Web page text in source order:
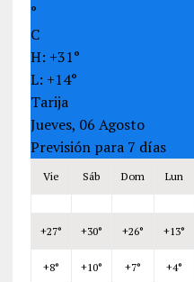
°
C
H: +31°
L: +14°
Tarija
Jueves, 06 Agosto
Previsión para 7 días
Vie Sáb Dom Lun
+27° +30° +26° +13°
+8° +10° +7° +4°